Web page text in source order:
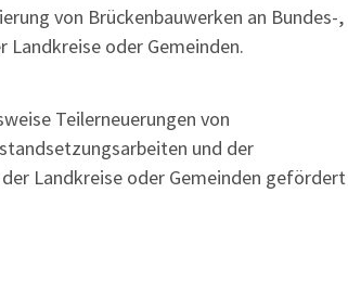
von Brückenbauwerken an Bundes-,
Landkreise oder Gemeinden.
Teilerneuerungen von
und der
Landkreise oder Gemeinden gefördert